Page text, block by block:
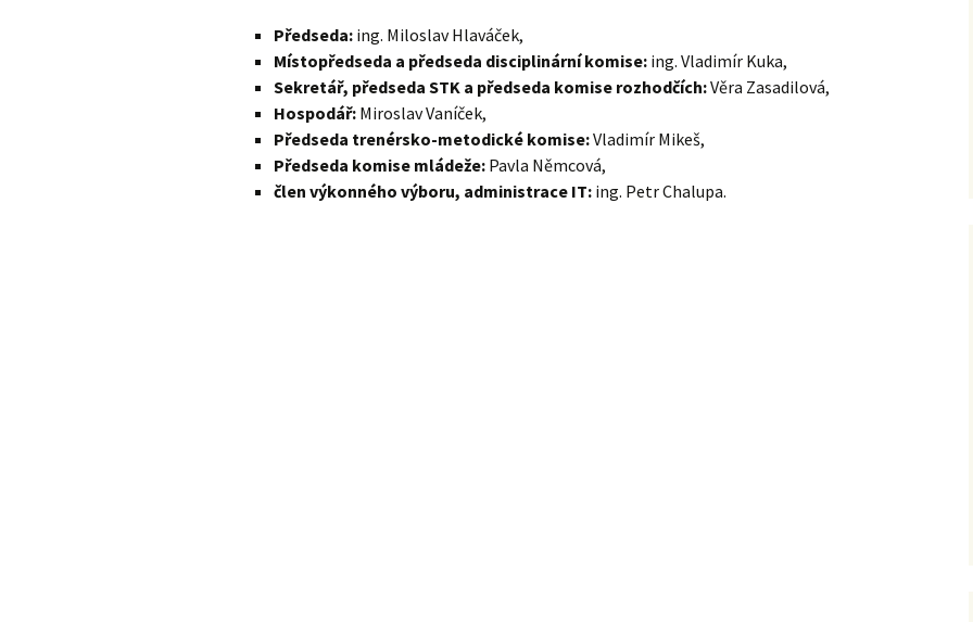
Předseda: ing. Miloslav Hlaváček,
Místopředseda a předseda disciplinární komise: ing. Vladimír Kuka,
Sekretář, předseda STK a předseda komise rozhodčích:Věra Zasadilová,
Hospodář: Miroslav Vaníček,
Předseda trenérsko-metodické komise:Vladimír Mikeš,
Předseda komise mládeže: Pavla Němcová,
člen výkonného výboru, administrace IT: ing. Petr Chalupa.